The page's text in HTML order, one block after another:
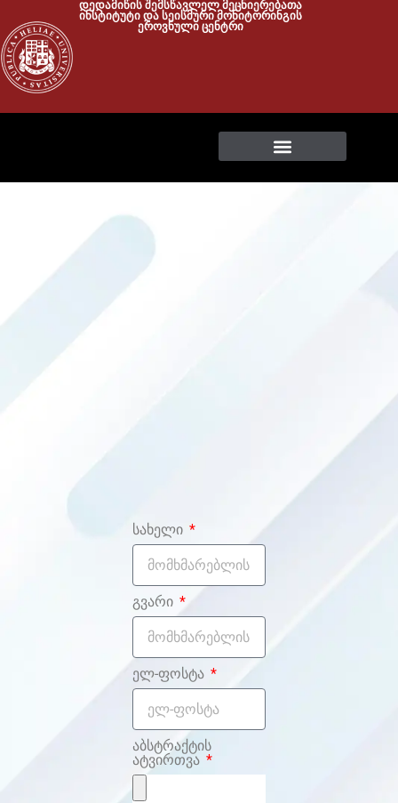
დედამიწის შემსწავლელ მეცნიერებათა
ინსტიტუტი და სეისმური მონიტორინგის
ეროვნული ცენტრი
სახელი
გვარი
ელ-ფოსტა
აბსტრაქტის
ატვირთვა